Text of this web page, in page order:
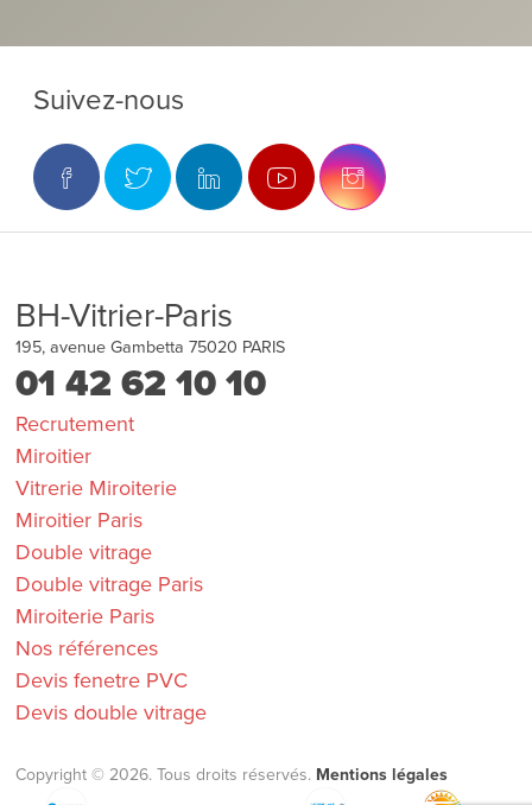
Suivez-nous
BH-Vitrier-Paris
195, avenue Gambetta 75020 PARIS
01 42 62 10 10
Recrutement
Miroitier
Vitrerie Miroiterie
Miroitier Paris
Double vitrage
Double vitrage Paris
Miroiterie Paris
Nos références
Devis fenetre PVC
Devis double vitrage
Copyright © 2026. Tous droits réservés. Mentions légales